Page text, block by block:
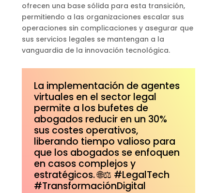
ofrecen una base sólida para esta transición,
permitiendo a las organizaciones escalar sus
operaciones sin complicaciones y asegurar que
sus servicios legales se mantengan a la
vanguardia de la innovación tecnológica.
La implementación de agentes
virtuales en el sector legal
permite a los bufetes de
abogados reducir en un 30%
sus costes operativos,
liberando tiempo valioso para
que los abogados se enfoquen
en casos complejos y
estratégicos. 🌐⚖️ #LegalTech
#TransformaciónDigital